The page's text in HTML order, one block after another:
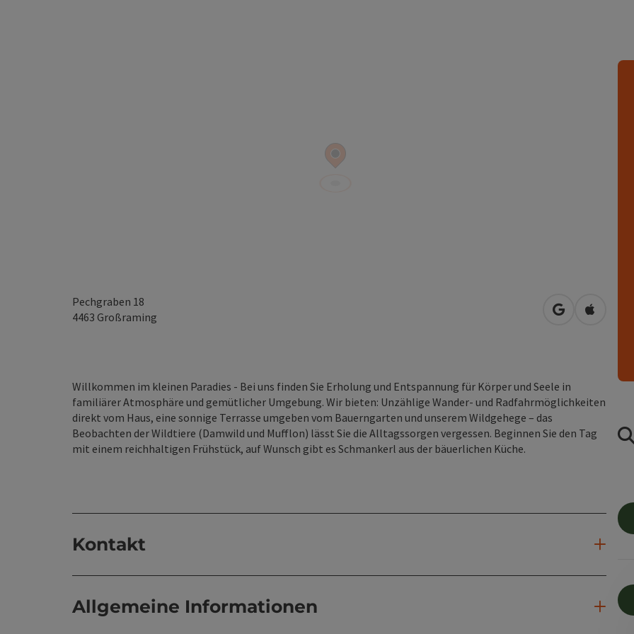
Pechgraben 18
4463 Großraming in Google
in
Willkommen im kleinen Paradies - Bei uns finden Sie Erholung und Entspannung für Körper und Seele in
familiärer Atmosphäre und gemütlicher Umgebung. Wir bieten: Unzählige Wander- und Radfahrmöglichkeiten
direkt vom Haus, eine sonnige Terrasse umgeben vom Bauerngarten und unserem Wildgehege – das
Beobachten der Wildtiere (Damwild und Mufflon) lässt Sie die Alltagssorgen vergessen. Beginnen Sie den Tag
mit einem reichhaltigen Frühstück, auf Wunsch gibt es Schmankerl aus der bäuerlichen Küche.
Kontakt
Allgemeine Informationen